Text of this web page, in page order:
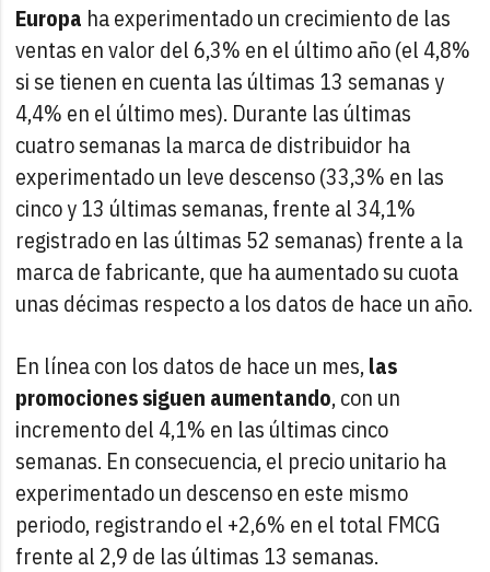
Europa ha experimentado un crecimiento de las
ventas en valor del 6,3% en el último año (el 4,8%
si se tienen en cuenta las últimas 13 semanas y
4,4% en el último mes). Durante las últimas
cuatro semanas la marca de distribuidor ha
experimentado un leve descenso (33,3% en las
cinco y 13 últimas semanas, frente al 34,1%
registrado en las últimas 52 semanas) frente a la
marca de fabricante, que ha aumentado su cuota
unas décimas respecto a los datos de hace un año.
En línea con los datos de hace un mes,las
promociones siguen aumentando, con un
incremento del 4,1% en las últimas cinco
semanas. En consecuencia, el precio unitario ha
experimentado un descenso en este mismo
periodo, registrando el +2,6% en el total FMCG
frente al 2,9 de las últimas 13 semanas.